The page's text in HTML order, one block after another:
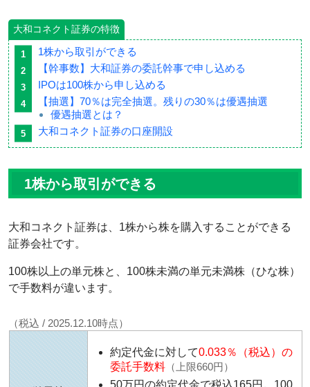
大和コネクト証券の特徴
1株から取引ができる
【幹事数】大和証券の委託幹事で申し込める
IPOは100株から申し込める
【抽選】70％は完全抽選。残りの30％は優遇抽選
優遇抽選とは？
大和コネクト証券の口座開設
1株から取引ができる
大和コネクト証券は、1株から株を購入することができる
証券会社です。
100株以上の単元株と、100株未満の単元未満株（ひな株）
で手数料が違います。
（税込 / 2025.12.10時点）
約定代金に対して0.033％（税込）の
委託手数料 （上限660円）
50万円の約定代金で税込165円。100